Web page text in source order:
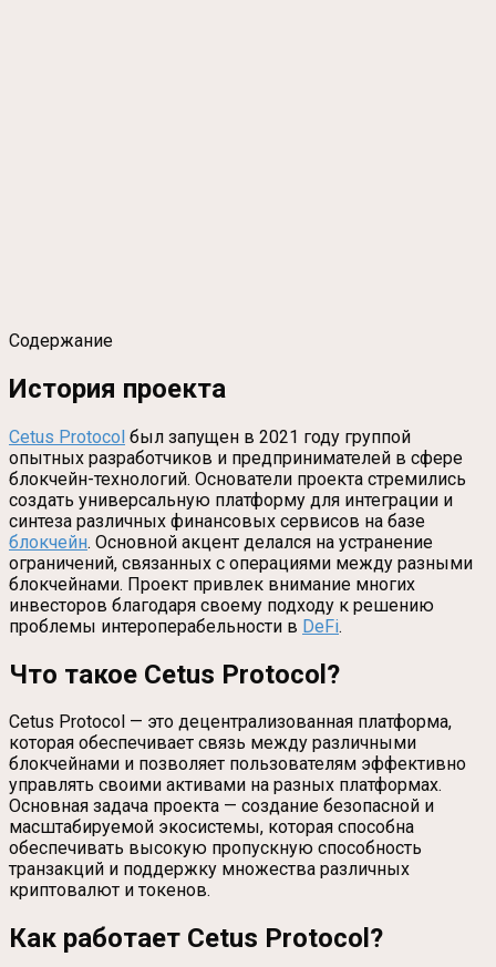
Содержание
История проекта
Cetus Protocol был запущен в 2021 году группой
опытных разработчиков и предпринимателей в сфере
блокчейн-технологий. Основатели проекта стремились
создать универсальную платформу для интеграции и
синтеза различных финансовых сервисов на базе
блокчейн. Основной акцент делался на устранение
ограничений, связанных с операциями между разными
блокчейнами. Проект привлек внимание многих
инвесторов благодаря своему подходу к решению
проблемы интероперабельности в DeFi.
Что такое Cetus Protocol?
Cetus Protocol — это децентрализованная платформа,
которая обеспечивает связь между различными
блокчейнами и позволяет пользователям эффективно
управлять своими активами на разных платформах.
Основная задача проекта — создание безопасной и
масштабируемой экосистемы, которая способна
обеспечивать высокую пропускную способность
транзакций и поддержку множества различных
криптовалют и токенов.
Как работает Cetus Protocol?